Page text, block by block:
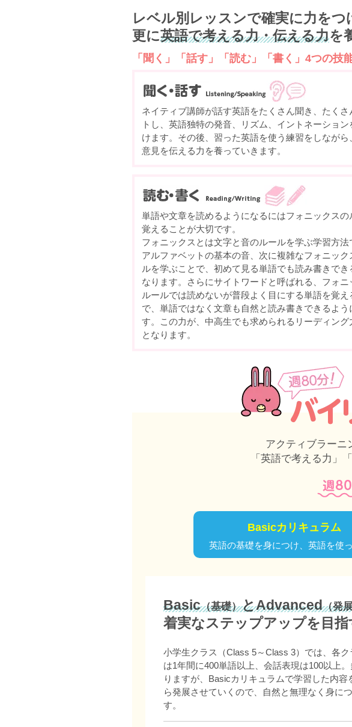
レベル別レッスンで確実に力をつ
更に英語で考える力・伝える力を
「聞く」「話す」「読む」「書く」4つの技
ネイティブ講師が話す英語をたくさん聞き、たくさ
トし、英語独特の発音、リズム、イントネーション
けます。その後、習った英語を使う練習をしながら
意見を伝える力を養っていきます。
単語や文章を読めるようになるにはフォニックスの
覚えることが大切です。
フォニックスとは文字と音のルールを学ぶ学習方法
アルファベットの基本の音、次に複雑なフォニック
ルを学ぶことで、初めて見る単語でも読み書きでき
なります。さらにサイトワードと呼ばれる、フォニ
ルールでは読めないが普段よく目にする単語を覚え
で、単語ではなく文章も自然と読み書きできるよう
す。この力が、中高生でも求められるリーディング
となります。
アクティブラーニ
「英語で考える力」
Basicカリキュラム
英語の基礎を身につけ、英語を使
Basic（基礎）とAdvanced（発
着実なステップアップを目指
小学生クラス（Class 5～Class 3）では、各
は1年間に400単語以上、会話表現は100以上
りますが、Basicカリキュラムで学習した内容
ら発展させていくので、自然と無理なく身に
す。